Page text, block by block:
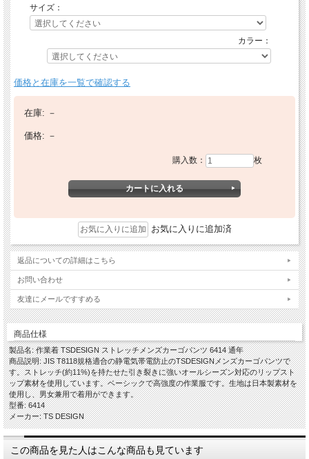
サイズ：
カラー：
価格と在庫を一覧で確認する
在庫: －
価格: －
購入数： 枚
お気に入りに追加済
返品についての詳細はこちら
お問い合わせ
友達にメールですすめる
商品仕様
製品名: 作業着 TSDESIGN ストレッチメンズカーゴパンツ 6414 通年
商品説明: JIS T8118規格適合の静電気帯電防止のTSDESIGNメンズカーゴパンツで
す。ストレッチ(約11%)を持たせた引き裂きに強いオールシーズン対応のリップスト
ップ素材を使用しています。ベーシックで高強度の作業服です。生地は日本製素材を
使用し、男女兼用で着用ができます。
型番: 6414
メーカー: TS DESIGN
この商品を見た人はこんな商品も見ています